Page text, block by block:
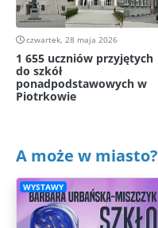
czwartek, 28 maja 2026
1 655 uczniów przyjętych
do szkół
ponadpodstawowych w
Piotrkowie
A może w miasto?
WYSTAWY